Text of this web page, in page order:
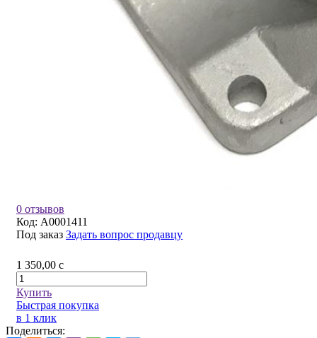
0 отзывов
Код: A0001411
Под заказ Задать вопрос продавцу
1 350,00 c
Купить
Быстрая покупка
в 1 клик
Поделиться: